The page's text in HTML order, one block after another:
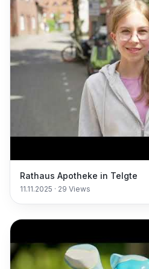
Rathaus Apotheke in Telgte
11.11.2025 · 29 Views